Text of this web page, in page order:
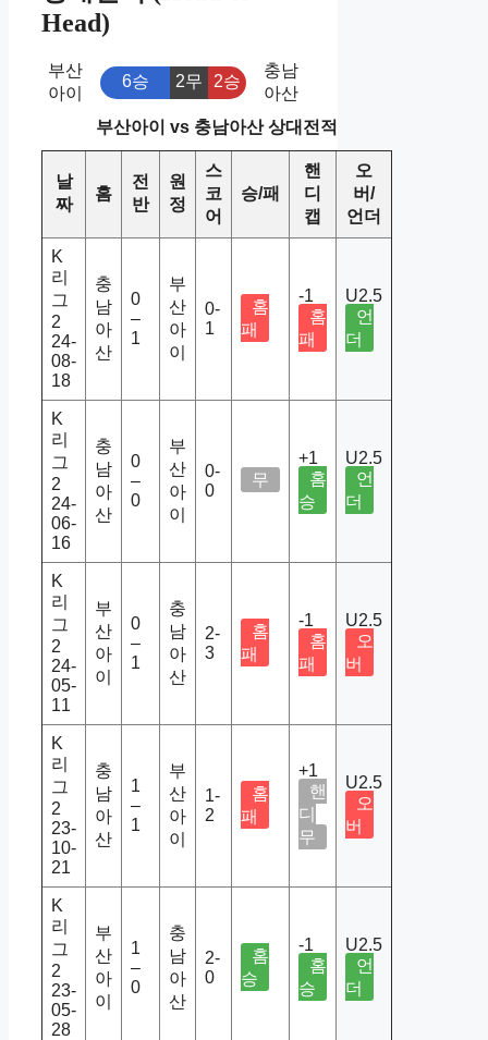
Head)
부산
아이
6승 2무 2승
충남
아산
부산아이 vs 충남아산 상대전적
날
짜
홈
전
반
원
정
스
코
어
승/패
핸
디
캡
오
버/
언더
K
리
그
2
24-
08-
18
충
남
아
산
0
–
1
부
산
아
이
0-
1
홈
패
-1
홈
패
U2.5
언
더
K
리
그
2
24-
06-
16
충
남
아
산
0
–
0
부
산
아
이
0-
0
무
+1
홈
승
U2.5
언
더
K
리
그
2
24-
05-
11
부
산
아
이
0
–
1
충
남
아
산
2-
3
홈
패
-1
홈
패
U2.5
오
버
K
리
그
2
23-
10-
21
충
남
아
산
1
–
1
부
산
아
이
1-
2
홈
패
+1
핸
디
무
U2.5
오
버
K
리
그
2
23-
05-
28
부
산
아
이
1
–
0
충
남
아
산
2-
0
홈
승
-1
홈
승
U2.5
언
더